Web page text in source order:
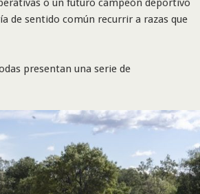
o un futuro campeón deportivo
de sentido común recurrir a razas que
presentan una serie de